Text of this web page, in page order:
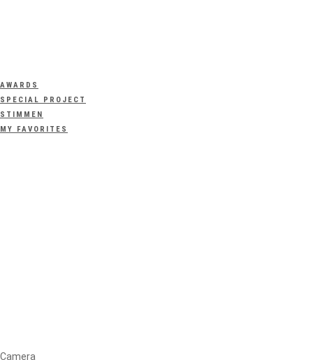
AWARDS
SPECIAL PROJECT
STIMMEN
MY FAVORITES
Camera